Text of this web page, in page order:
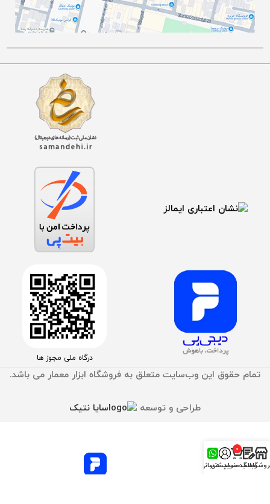
درگاه ملی مجوز ها
تمام حقوق اين وب‌سايت متعلق به فروشگاه ابزار معمار می باشد.
طراحی و توسعه سایا نتیک
خبر مهم ! پرداخت قسطی با دیجی پی
وبلاگ
0
محصول
سبد خرید
حساب من
پشتیبانی